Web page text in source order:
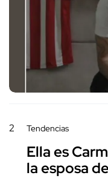
2 Tendencias
Ella es
la esposa